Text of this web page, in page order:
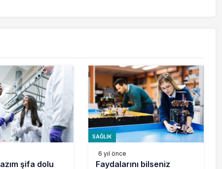
şifa dolu
SAĞLIK
6 yıl önce
Faydalarını bilseniz